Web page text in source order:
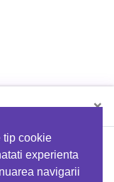
tip cookie
experienta
navigarii
×